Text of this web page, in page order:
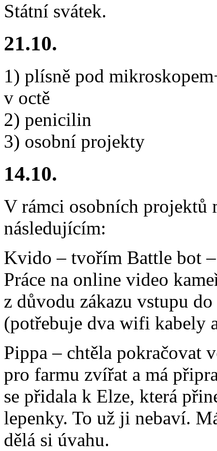
Státní svátek.
21.10.
1) plísně pod
v octě
2) penicilin
3) osobní projekty
14.10.
V rámci osobních projektů
následujícím:
Kvido – tvořím Battle bot
Práce na online video
z důvodu zákazu vstupu
(potřebuje dva wifi kabely
Pippa – chtěla pokračovat
pro farmu zvířat a má
se přidala k Elze, která
lepenky. To už ji nebaví.
dělá si úvahu.